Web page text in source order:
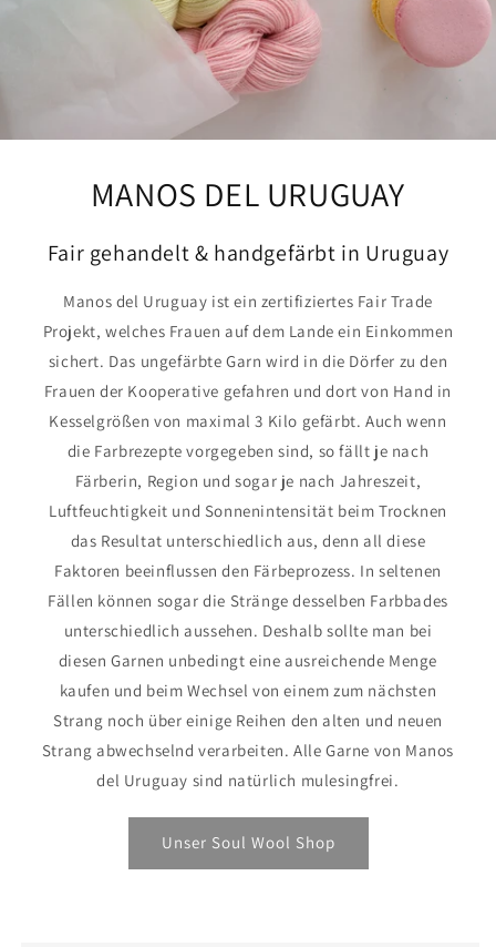
MANOS DEL URUGUAY
Fair gehandelt & handgefärbt in Uruguay
Manos del Uruguay ist ein zertifiziertes Fair Trade
Projekt, welches Frauen auf dem Lande ein Einkommen
sichert. Das ungefärbte Garn wird in die Dörfer zu den
Frauen der Kooperative gefahren und dort von Hand in
Kesselgrößen von maximal 3 Kilo gefärbt. Auch wenn
die Farbrezepte vorgegeben sind, so fällt je nach
Färberin, Region und sogar je nach Jahreszeit,
Luftfeuchtigkeit und Sonnenintensität beim Trocknen
das Resultat unterschiedlich aus, denn all diese
Faktoren beeinflussen den Färbeprozess. In seltenen
Fällen können sogar die Stränge desselben Farbbades
unterschiedlich aussehen. Deshalb sollte man bei
diesen Garnen unbedingt eine ausreichende Menge
kaufen und beim Wechsel von einem zum nächsten
Strang noch über einige Reihen den alten und neuen
Strang abwechselnd verarbeiten. Alle Garne von Manos
del Uruguay sind natürlich mulesingfrei.
Unser Soul Wool Shop